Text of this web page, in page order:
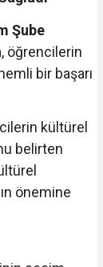
Şube
, öğrencilerin
bir başarı
kültürel
belirten
önemine